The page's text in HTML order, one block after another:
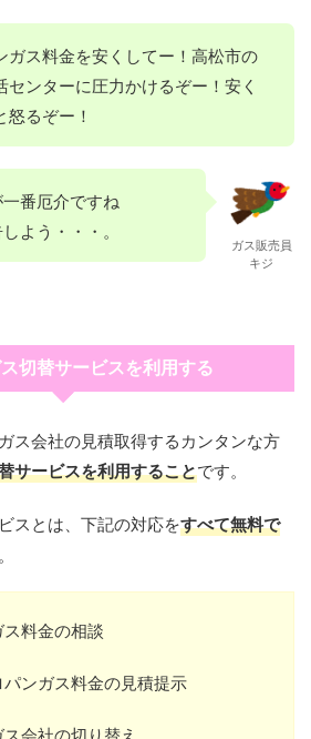
ガス料金を安くしてー！高松市の
センターに圧力かけるぞー！安く
怒るぞー！
番厄介ですね
よう・・・。
ガス販売員
キジ
切替サービスを利用する
ス会社の見積取得するカンタンな方
サービスを利用することです。
スとは、下記の対応をすべて無料で
ス料金の相談
パンガス料金の見積提示
会社の切り替え